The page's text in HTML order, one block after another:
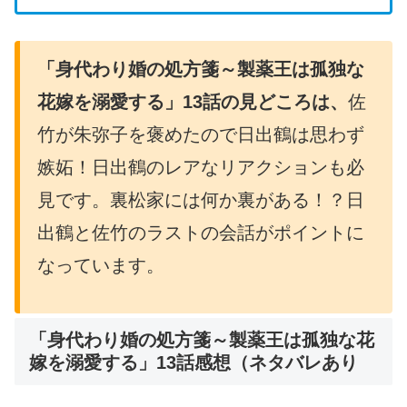
「身代わり婚の処方箋～製薬王は孤独な
花嫁を溺愛する」13話の見どころは、佐
竹が朱弥子を褒めたので日出鶴は思わず
嫉妬！日出鶴のレアなリアクションも必
見です。裏松家には何か裏がある！？日
出鶴と佐竹のラストの会話がポイントに
なっています。
「身代わり婚の処方箋～製薬王は孤独な花
嫁を溺愛する」13話感想（ネタバレあり